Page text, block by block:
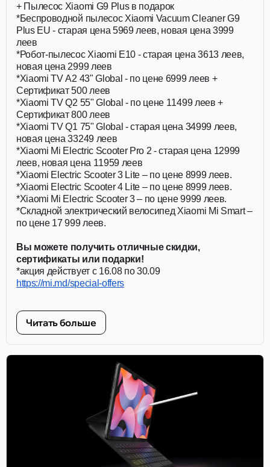
+ Пылесос Xiaomi G9 Plus в подарок
*Беспроводной пылесос Xiaomi Vacuum Cleaner G9
Plus EU - старая цена 5969 леев, новая цена 3999
леев
*Робот-пылесос Xiaomi E10 - старая цена 3613 леев,
новая цена 2999 леев
*Xiaomi TV A2 43" Global - по цене 6999 леев +
Сертификат 500 леев
*Xiaomi TV Q2 55" Global - по цене 11499 леев +
Сертификат 800 леев
*Xiaomi TV Q1 75" Global - старая цена 34999 леев,
новая цена 33249 леев
*Xiaomi Mi Electric Scooter Pro 2 - старая цена 12999
леев, новая цена 11959 леев
*Xiaomi Electric Scooter 3 Lite – по цене 8999 леев.
*Xiaomi Electric Scooter 4 Lite – по цене 8999 леев.
*Xiaomi Mi Electric Scooter 3 – по цене 9999 леев.
*Складной электрический велосипед Xiaomi Mi Smart –
по цене 17 999 леев.
Вы можете получить отличные скидки,
сертификаты или подарки!
*акция действует с 16.08 по 30.09
https://mi.md/special-offers
Читать больше